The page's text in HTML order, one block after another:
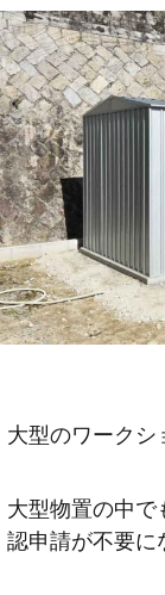
大型のワークシ
大型物置の中
認申請が不要に